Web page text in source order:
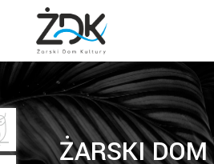
ŻARSKI DOM